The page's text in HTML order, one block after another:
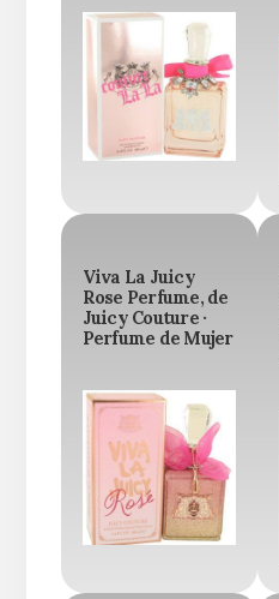
Viva La Juicy
Rose Perfume, de
Juicy Couture ·
Perfume de Mujer